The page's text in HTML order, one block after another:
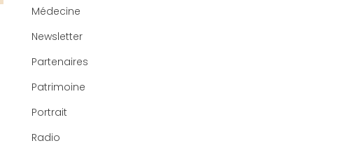
Médecine
Newsletter
Partenaires
Patrimoine
Portrait
Radio